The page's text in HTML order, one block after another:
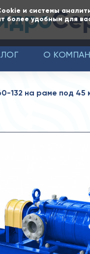
и системы
более удобным для
О
132 на раме под 45